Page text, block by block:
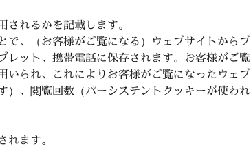
れるかを記載します。
で、（お客様がご覧になる）ウェブサイトからブ
ット、携帯電話に保存されます。お客様がご覧
いられ、これによりお客様がご覧になったウェブ
、閲覧回数（パーシステントクッキーが使われ
ます。